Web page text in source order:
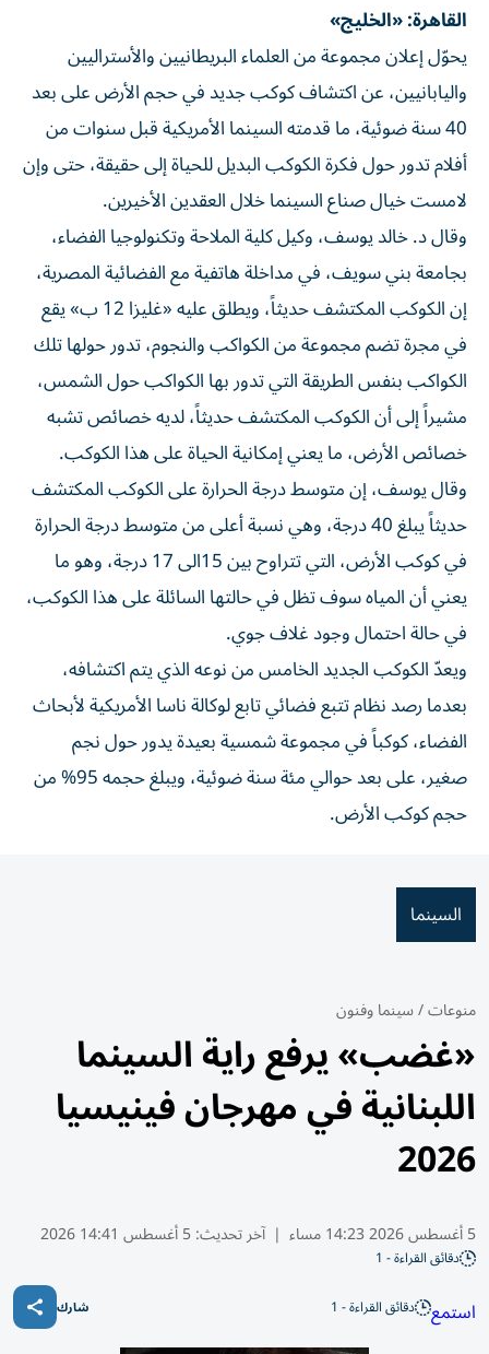
القاهرة: «الخليج»
يحوّل إعلان مجموعة من العلماء البريطانيين والأستراليين
واليابانيين، عن اكتشاف كوكب جديد في حجم الأرض على بعد
40 سنة ضوئية، ما قدمته السينما الأمريكية قبل سنوات من
أفلام تدور حول فكرة الكوكب البديل للحياة إلى حقيقة، حتى وإن
لامست خيال صناع السينما خلال العقدين الأخيرين.
وقال د. خالد يوسف، وكيل كلية الملاحة وتكنولوجيا الفضاء،
بجامعة بني سويف، في مداخلة هاتفية مع الفضائية المصرية،
إن الكوكب المكتشف حديثاً، ويطلق عليه «غليزا 12 ب» يقع
في مجرة تضم مجموعة من الكواكب والنجوم، تدور حولها تلك
الكواكب بنفس الطريقة التي تدور بها الكواكب حول الشمس،
مشيراً إلى أن الكوكب المكتشف حديثاً، لديه خصائص تشبه
خصائص الأرض، ما يعني إمكانية الحياة على هذا الكوكب.
وقال يوسف، إن متوسط درجة الحرارة على الكوكب المكتشف
حديثاً يبلغ 40 درجة، وهي نسبة أعلى من متوسط درجة الحرارة
في كوكب الأرض، التي تتراوح بين 15الى 17 درجة، وهو ما
يعني أن المياه سوف تظل في حالتها السائلة على هذا الكوكب،
في حالة احتمال وجود غلاف جوي.
ويعدّ الكوكب الجديد الخامس من نوعه الذي يتم اكتشافه،
بعدما رصد نظام تتبع فضائي تابع لوكالة ناسا الأمريكية لأبحاث
الفضاء، كوكباً في مجموعة شمسية بعيدة يدور حول نجم
صغير، على بعد حوالي مئة سنة ضوئية، ويبلغ حجمه 95% من
حجم كوكب الأرض.
السينما
منوعات/سينما وفنون
«غضب» يرفع راية السينما
اللبنانية في مهرجان فينيسيا
2026
5 أغسطس 2026 14:23 مساء | آخر تحديث:5 أغسطس 14:41 2026
دقائق القراءة - 1
استمع دقائق القراءة - 1 شارك